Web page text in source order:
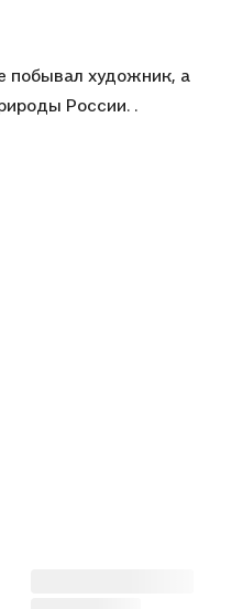
побывал художник, а
России. .